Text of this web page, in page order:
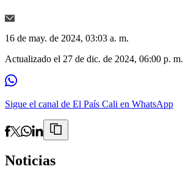
16 de may. de 2024, 03:03 a. m.
Actualizado el 27 de dic. de 2024, 06:00 p. m.
Sigue el canal de El País Cali en WhatsApp
Noticias